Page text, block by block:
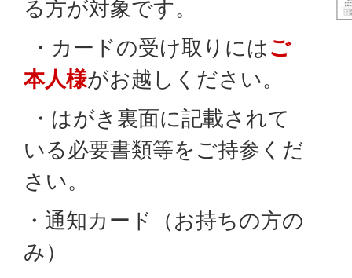
る方が対象です。
・カードの受け取りにはご
本人様がお越しください。
・はがき裏面に記載されて
いる必要書類等をご持参くだ
さい。
・通知カード（お持ちの方の
み）